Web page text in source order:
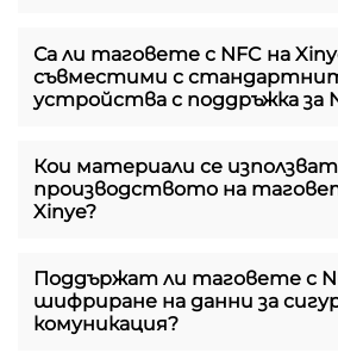
Са ли таговете с NFC на
съвместими с
устройства с поддръжка за
Кои материали се
производството на
Xinye?
Поддържат ли таговете с
шифриране на данни за
комуникация?